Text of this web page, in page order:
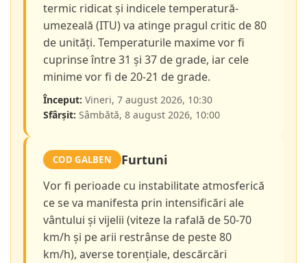
termic ridicat și indicele temperatură-
umezeală (ITU) va atinge pragul critic de 80
de unități. Temperaturile maxime vor fi
cuprinse între 31 și 37 de grade, iar cele
minime vor fi de 20-21 de grade.
Început: Vineri, 7 august 2026, 10:30
Sfârșit: Sâmbătă, 8 august 2026, 10:00
COD GALBEN Furtuni
Vor fi perioade cu instabilitate atmosferică
ce se va manifesta prin intensificări ale
vântului și vijelii (viteze la rafală de 50-70
km/h și pe arii restrânse de peste 80
km/h), averse torențiale, descărcări